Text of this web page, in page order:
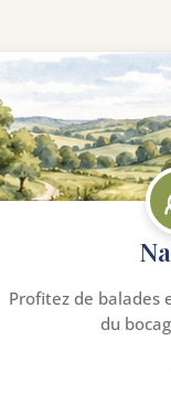
Profitez de balades
du